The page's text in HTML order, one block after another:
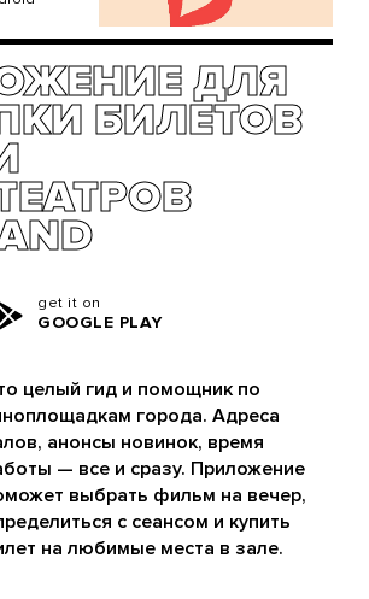
ДЛЯ
БИЛЕТОВ
get it on
GOOGLE PLAY
целый гид и помощник по
города. Адреса
анонсы новинок, время
— все и сразу. Приложение
выбрать фильм на вечер,
с сеансом и купить
на любимые места в зале.